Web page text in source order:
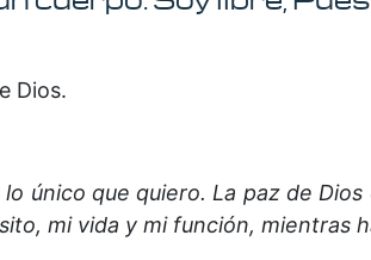
Dios.
único que quiero. La paz de
mi vida y mi función, mientras